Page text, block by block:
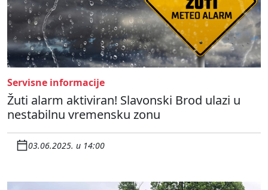
Servisne informacije
Žuti alarm aktiviran! Slavonski Brod ulazi u
nestabilnu vremensku zonu
03.06.2025. u 14:00